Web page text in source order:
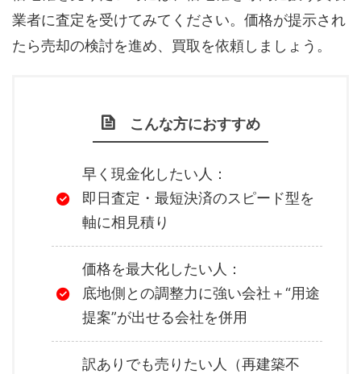
業者に査定を受けてみてください。価格が提示され
たら売却の検討を進め、買取を依頼しましょう。
こんな方におすすめ
早く現金化したい人：
即日査定・最短決済のスピード型を
軸に相見積り
価格を最大化したい人：
底地側との調整力に強い会社＋“用途
提案”が出せる会社を併用
訳ありでも売りたい人（再建築不